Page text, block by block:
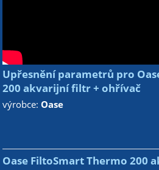
Upřesnění parametrů pro
200 akvarijní filtr + ohřívač
výrobce:Oase
Oase FiltoSmart Thermo 200